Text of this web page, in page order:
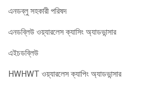
এনডব্লু সহকারী পরিষদ
এনডব্লিউ ওয়্যারলেস ক্যাসিং অ্যাডভান্সার
এইচডব্লিউ
HWHWT ওয়্যারলেস ক্যাপিং অ্যাডভান্সার